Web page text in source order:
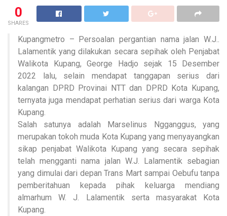
0
SHARES
Kupangmetro – Persoalan pergantian nama jalan W.J..
Lalamentik yang dilakukan secara sepihak oleh Penjabat
Walikota Kupang, George Hadjo sejak 15 Desember
2022 lalu, selain mendapat tanggapan serius dari
kalangan DPRD Provinai NTT dan DPRD Kota Kupang,
ternyata juga mendapat perhatian serius dari warga Kota
Kupang.
Salah satunya adalah Marselinus Ngganggus, yang
merupakan tokoh muda Kota Kupang yang menyayangkan
sikap penjabat Walikota Kupang yang secara sepihak
telah mengganti nama jalan W.J. Lalamentik sebagian
yang dimulai dari depan Trans Mart sampai Oebufu tanpa
pemberitahuan kepada pihak keluarga mendiang
almarhum W. J. Lalamentik serta masyarakat Kota
Kupang.